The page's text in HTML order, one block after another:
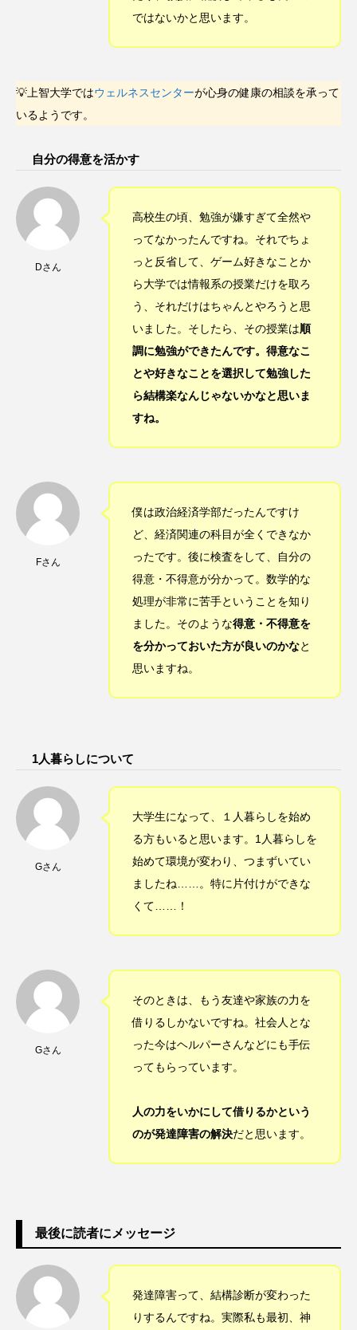
ではないかと思います。
💡上智大学ではウェルネスセンターが心身の健康の相談を承って
いるようです。
自分の得意を活かす
Dさん
高校生の頃、勉強が嫌すぎて全然や
ってなかったんですね。それでちょ
っと反省して、ゲーム好きなことか
ら大学では情報系の授業だけを取ろ
う、それだけはちゃんとやろうと思
いました。そしたら、その授業は順
調に勉強ができたんです。得意なこ
とや好きなことを選択して勉強した
ら結構楽なんじゃないかなと思いま
すね。
Fさん
僕は政治経済学部だったんですけ
ど、経済関連の科目が全くできなか
ったです。後に検査をして、自分の
得意・不得意が分かって。数学的な
処理が非常に苦手ということを知り
ました。そのような得意・不得意を
を分かっておいた方が良いのかなと
思いますね。
1人暮らしについて
Gさん
大学生になって、１人暮らしを始め
る方もいると思います。1人暮らしを
始めて環境が変わり、つまずいてい
ましたね……。特に片付けができな
くて……！
Gさん
そのときは、もう友達や家族の力を
借りるしかないですね。社会人とな
った今はヘルパーさんなどにも手伝
ってもらっています。
人の力をいかにして借りるかという
のが発達障害の解決だと思います。
最後に読者にメッセージ
発達障害って、結構診断が変わった
りするんですね。実際私も最初、神